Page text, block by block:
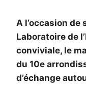
A l’occasion de
Laboratoire de
conviviale, le
du 10e
d’échange